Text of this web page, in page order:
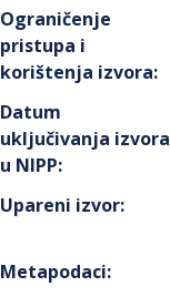
Ograničenje
pristupa i
korištenja izvora:
Datum
uključivanja izvora
u NIPP:
Upareni izvor:
Metapodaci: